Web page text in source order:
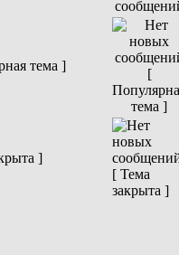
тема ]
]